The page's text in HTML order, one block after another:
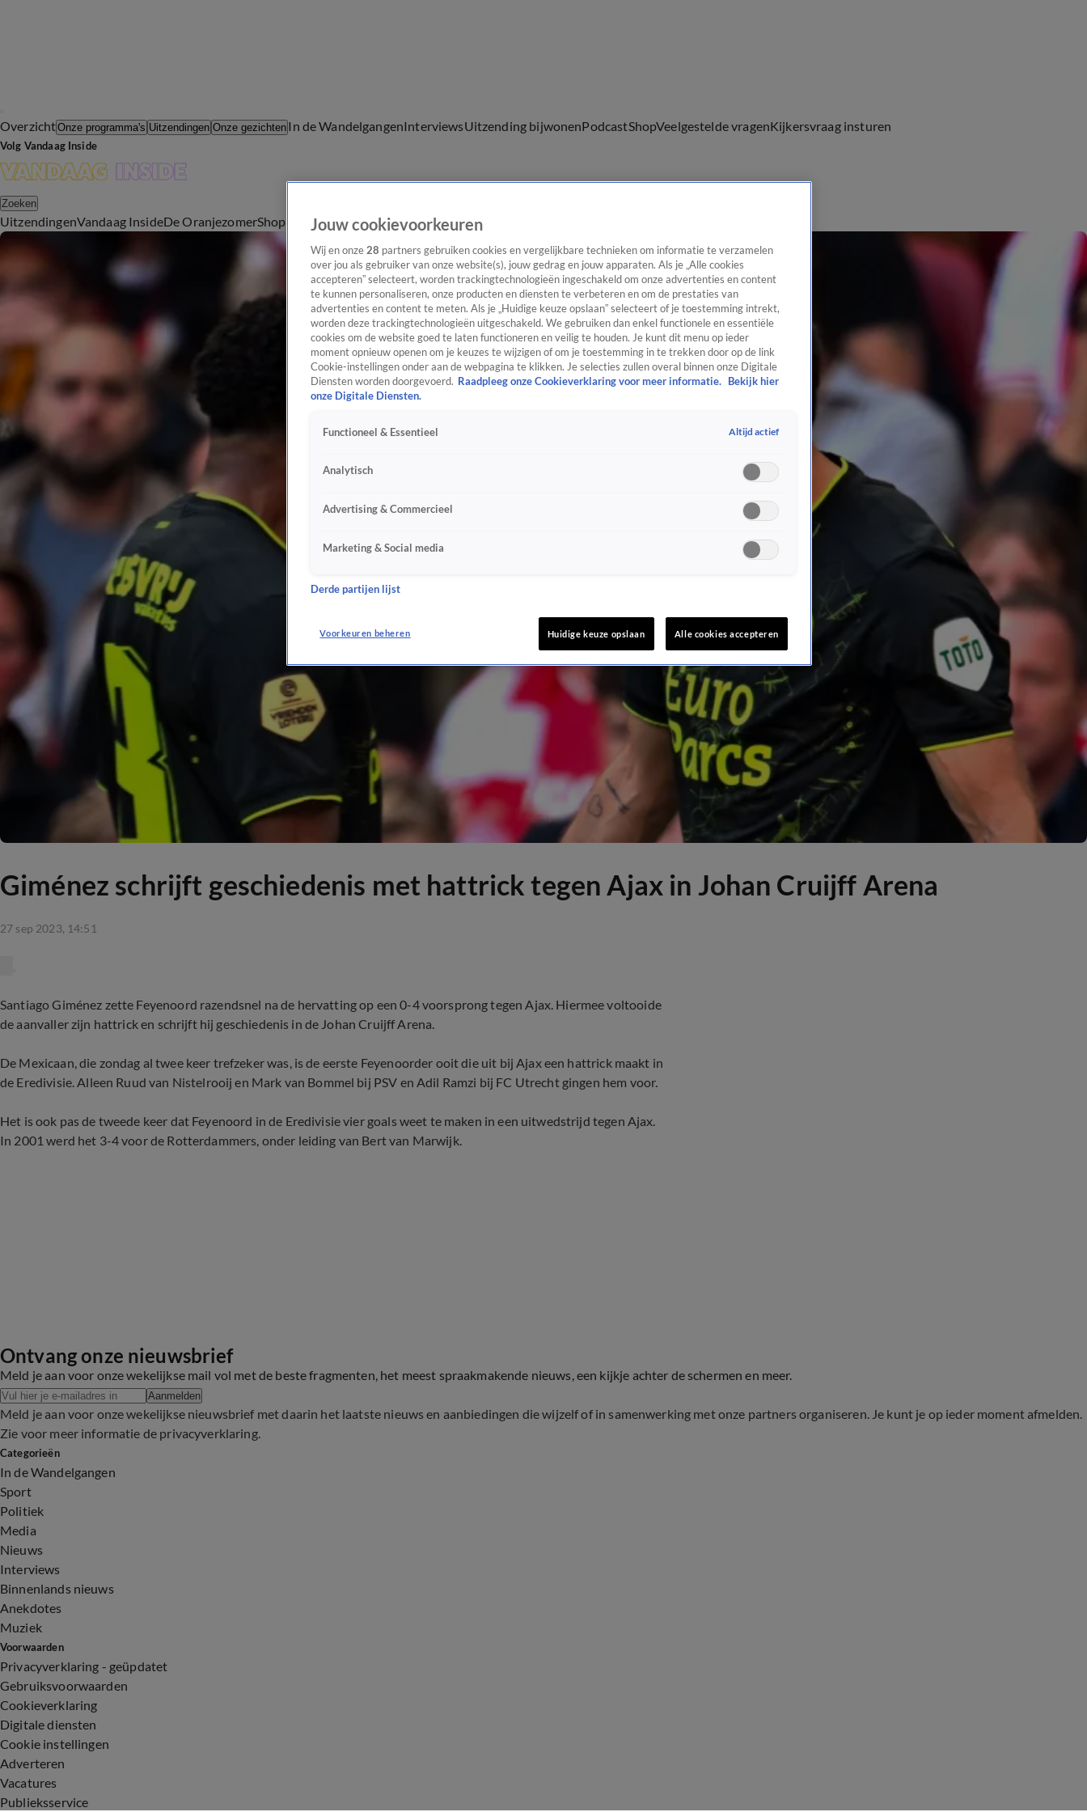
OverzichtOnze programma's Uitzendingen Onze gezichten In de WandelgangenInterviewsUitzending bijwonenPodcastShopVeelgestelde vragenKijkersvraag insturen
Volg Vandaag Inside
Zoeken
UitzendingenVandaag InsideDe OranjezomerShop Uitzending bijwonen
Giménez schrijft geschiedenis met hattrick tegen Ajax in Johan Cruijff Arena
27 sep 2023, 14:51
Santiago Giménez zette Feyenoord razendsnel na de hervatting op een 0-4 voorsprong tegen Ajax. Hiermee voltooide
de aanvaller zijn hattrick en schrijft hij geschiedenis in de Johan Cruijff Arena.
De Mexicaan, die zondag al twee keer trefzeker was, is de eerste Feyenoorder ooit die uit bij Ajax een hattrick maakt in
de Eredivisie. Alleen Ruud van Nistelrooij en Mark van Bommel bij PSV en Adil Ramzi bij FC Utrecht gingen hem voor.
Het is ook pas de tweede keer dat Feyenoord in de Eredivisie vier goals weet te maken in een uitwedstrijd tegen Ajax.
In 2001 werd het 3-4 voor de Rotterdammers, onder leiding van Bert van Marwijk.
Ontvang onze nieuwsbrief
Meld je aan voor onze wekelijkse mail vol met de beste fragmenten, het meest spraakmakende nieuws, een kijkje achter de schermen en meer.
Aanmelden
Meld je aan voor onze wekelijkse nieuwsbrief met daarin het laatste nieuws en aanbiedingen die wijzelf of in samenwerking met onze partners organiseren. Je kunt je op ieder moment afmelden.
Zie voor meer informatie de privacyverklaring.
Categorieën
In de Wandelgangen
Sport
Politiek
Media
Nieuws
Interviews
Binnenlands nieuws
Anekdotes
Muziek
Voorwaarden
Privacyverklaring - geüpdatet
Gebruiksvoorwaarden
Cookieverklaring
Digitale diensten
Cookie instellingen
Adverteren
Vacatures
Publieksservice
Jouw cookievoorkeuren
Wij en onze 28 partners gebruiken cookies en vergelijkbare technieken om informatie te verzamelen
over jou als gebruiker van onze website(s), jouw gedrag en jouw apparaten. Als je „Alle cookies
accepteren” selecteert, worden trackingtechnologieën ingeschakeld om onze advertenties en content
te kunnen personaliseren, onze producten en diensten te verbeteren en om de prestaties van
advertenties en content te meten. Als je „Huidige keuze opslaan” selecteert of je toestemming intrekt,
worden deze trackingtechnologieën uitgeschakeld. We gebruiken dan enkel functionele en essentiële
cookies om de website goed te laten functioneren en veilig te houden. Je kunt dit menu op ieder
moment opnieuw openen om je keuzes te wijzigen of om je toestemming in te trekken door op de link
Cookie-instellingen onder aan de webpagina te klikken. Je selecties zullen overal binnen onze Digitale
Diensten worden doorgevoerd. Raadpleeg onze Cookieverklaring voor meer informatie.
Bekijk hier
onze Digitale Diensten.
Functioneel & Essentieel Altijd actief
Analytisch
Advertising & Commercieel
Marketing & Social media
Derde partijen lijst
Voorkeuren beheren Huidige keuze opslaan Alle cookies accepteren